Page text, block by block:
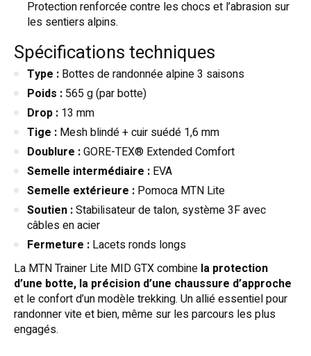
Protection renforcée contre les chocs et l’abrasion sur
les sentiers alpins.
Spécifications techniques
Type : Bottes de randonnée alpine 3 saisons
Poids : 565 g (par botte)
Drop : 13 mm
Tige : Mesh blindé + cuir suédé 1,6 mm
Doublure :GORE-TEX® Extended Comfort
Semelle intermédiaire : EVA
Semelle extérieure : Pomoca MTN Lite
Soutien :Stabilisateur de talon, système 3F avec
câbles en acier
Fermeture : Lacets ronds longs
La MTN Trainer Lite MID GTX combine la protection
d’une botte, la précision d’une chaussure d’approche
et le confort d’un modèle trekking. Un allié essentiel pour
randonner vite et bien, même sur les parcours les plus
engagés.